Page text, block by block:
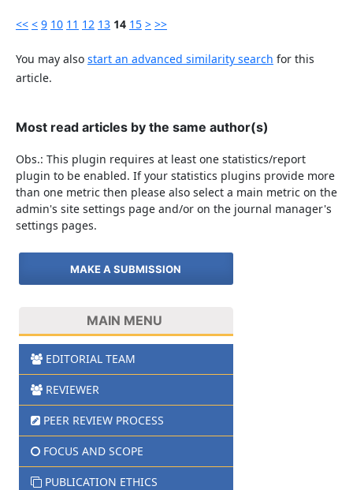
<< < 9 10 11 12 13 14 15 > >>
You may also start an advanced similarity search for this
article.
Most read articles by the same author(s)
Obs.: This plugin requires at least one statistics/report
plugin to be enabled. If your statistics plugins provide more
than one metric then please also select a main metric on the
admin's site settings page and/or on the journal manager's
settings pages.
MAKE A SUBMISSION
MAIN MENU
EDITORIAL TEAM
REVIEWER
PEER REVIEW PROCESS
FOCUS AND SCOPE
PUBLICATION ETHICS